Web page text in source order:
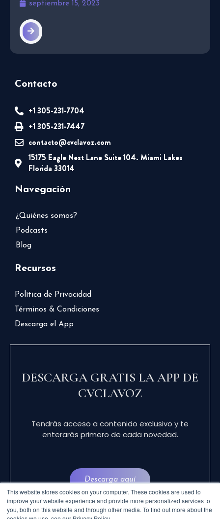
This website stores cookies on your computer. These cookies are used to
improve your website experience and provide more personalized services to
you, both on this website and through other media. To find out more about the
septiembre 15, 2023
Contacto
+1 305-231-7704
+1 305-231-7447
contacto@cvclavoz.com
15175 Eagle Nest Lane Suite 104. Miami Lakes
Florida 33014
Navegación
¿Quiénes somos?
Podcasts
Blog
Recursos
Política de Privacidad
Términos & Condiciones
Descarga el App
DESCARGA GRATIS LA APP DE
CVCLAVOZ
Tendrás acceso a contenido exclusivo y te
enterarás primero de cada novedad.
Descarga aquí